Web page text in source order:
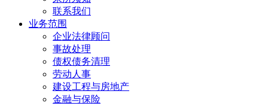
联系我们
业务范围
企业法律顾问
事故处理
债权债务清理
劳动人事
建设工程与房地产
金融与保险